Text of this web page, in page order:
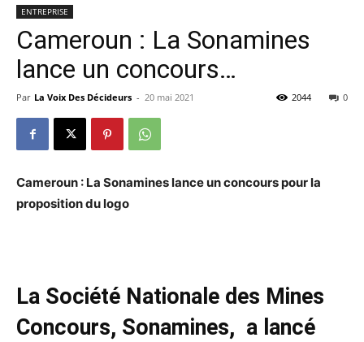
ENTREPRISE
Cameroun : La Sonamines
lance un concours…
Par La Voix Des Décideurs - 20 mai 2021 0
2044
Cameroun : La Sonamines lance un concours pour la
proposition du logo
La Société Nationale des Mines
Concours, Sonamines, a lancé